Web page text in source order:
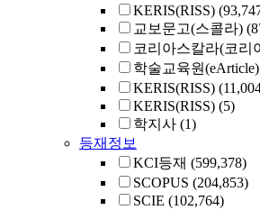
KERIS(RISS)
교보문고(스콜라)
코리아스칼라(코리
학술교육원(eArticle)
KERIS(RISS)
KERIS(RISS) (5)
학지사 (1)
등재정보
KCI등재 (599,378)
SCOPUS (204,853)
SCIE (102,764)